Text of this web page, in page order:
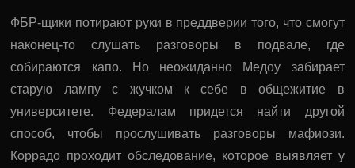
ФБР-щики потирают руки в преддверии того, что смогут
наконец-то слушать разговоры в подвале, где
собираются капо. Но неожиданно Медоу забирает
старую лампу с жучком к себе в общежитие в
университете. Федералам придется найти другой
способ, чтобы прослушивать разговоры мафиози.
Коррадо проходит обследование, которое выявляет у